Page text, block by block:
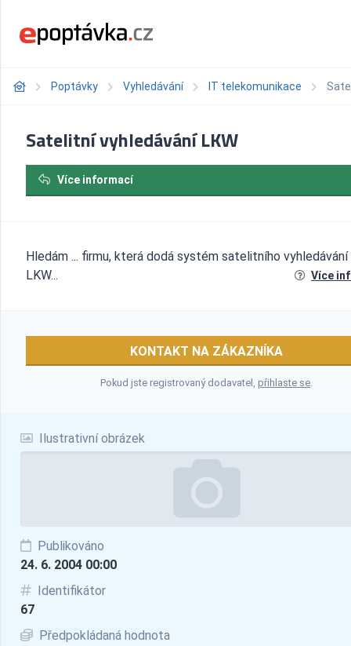
Poptávky Vyhledávání IT telekomunikace
Ilustrativní obrázek
Publikováno
24. 6. 2004 00:00
Identifikátor
67
Předpokládaná hodnota
Satelitní vyhledávání LKW
Více informací
Hledám ... firmu, která dodá systém satelitního vyhledávání
LKW...
Více
KONTAKT NA ZÁKAZNÍKA
Pokud jste registrovaný dodavatel, přihlaste se.